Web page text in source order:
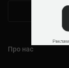
Про нас